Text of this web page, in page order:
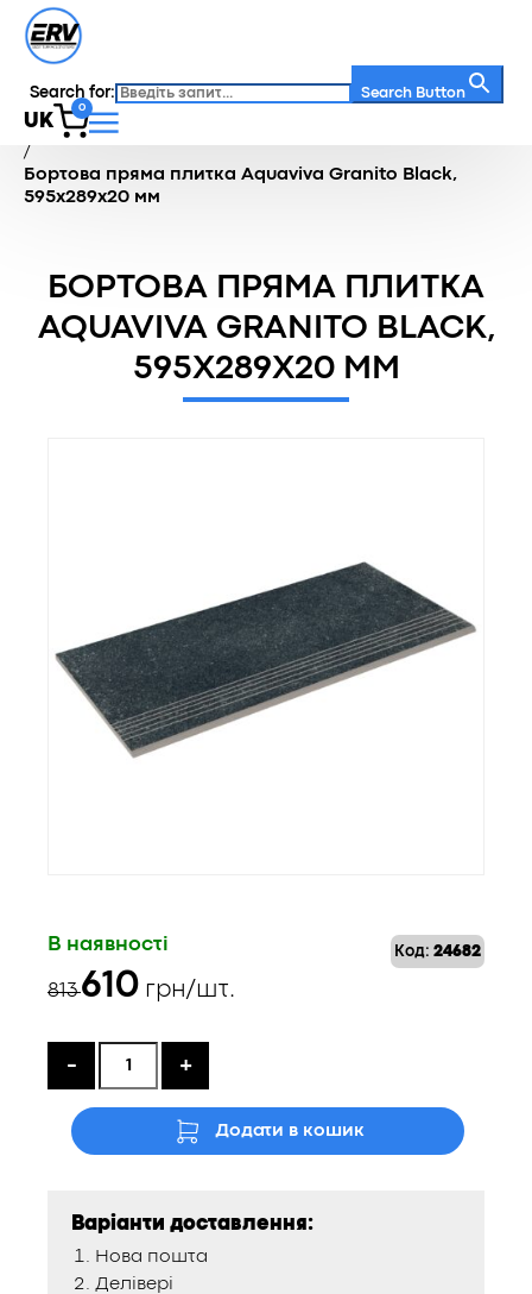
Search for: Search Button
UK
0
Головна / Каталог
/
Бортова пряма плитка Aquaviva Granito Black,
595x289x20 мм
БОРТОВА ПРЯМА ПЛИТКА
AQUAVIVA GRANITO BLACK,
595X289X20 ММ
Код: 24682
В наявності
813
Оригінальна
813 ₴.
610
Поточна
610 ₴.
грн/шт.
- +
Додати в кошик
Варіанти доставлення:
Нова пошта
Делівері